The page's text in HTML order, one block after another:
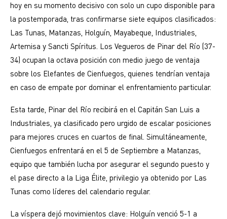
hoy en su momento decisivo con solo un cupo disponible para
la postemporada, tras confirmarse siete equipos clasificados:
Las Tunas, Matanzas, Holguín, Mayabeque, Industriales,
Artemisa y Sancti Spíritus. Los Vegueros de Pinar del Río (37-
34) ocupan la octava posición con medio juego de ventaja
sobre los Elefantes de Cienfuegos, quienes tendrían ventaja
en caso de empate por dominar el enfrentamiento particular.
Esta tarde, Pinar del Río recibirá en el Capitán San Luis a
Industriales, ya clasificado pero urgido de escalar posiciones
para mejores cruces en cuartos de final. Simultáneamente,
Cienfuegos enfrentará en el 5 de Septiembre a Matanzas,
equipo que también lucha por asegurar el segundo puesto y
el pase directo a la Liga Élite, privilegio ya obtenido por Las
Tunas como líderes del calendario regular.
La víspera dejó movimientos clave: Holguín venció 5-1 a